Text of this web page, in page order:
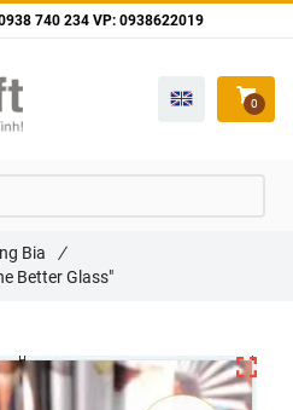
Bia
/
Better Glass"
740 234 VP: 0938622019
0